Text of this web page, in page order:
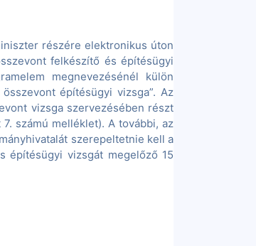
részére elektronikus úton
felkészítő és építésügyi
megnevezésénél külön
építésügyi vizsga”. Az
vizsga szervezésében részt
számú melléklet). A további, az
szerepeltetnie kell a
építésügyi vizsgát megelőző 15